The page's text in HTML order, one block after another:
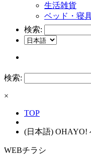
生活雑貨
ベッド・寝
検索:
検索:
×
TOP
(日本語) OHAYO!
WEBチラシ